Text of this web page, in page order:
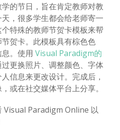
的节日，旨在肯定教师对教
，很多学生都会给老师寄一
特殊的教师节贺卡模板来帮
贺卡。此模板具有棕色色
。使用 Visual Paradigm的
过更换照片、调整颜色、字体
信息来更改设计。完成后，
或在社交媒体平台上分享。
Visual Paradigm Online 以